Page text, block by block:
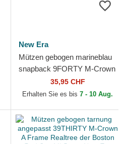
New Era
Mützen gebogen marineblau
snapback 9FORTY M-Crown
All Star Game der Boston
Red Sox MLB von New Era
35,95 CHF
Erhalten Sie es bis 7 - 10 Aug.